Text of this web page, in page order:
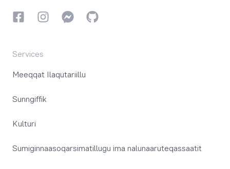
FacebookkiInstagrammiInstagrammi
GitHub
Services
Meeqqat Ilaqutariillu
Sunngiffik
Kulturi
Sumiginnaasoqarsimatillugu ima nalunaaruteqassaatit